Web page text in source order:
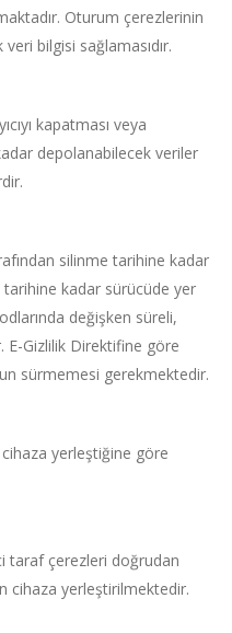
Oturum çerezlerinin
veri bilgisi sağlamasıdır.
kapatması veya
depolanabilecek veriler
silinme tarihine kadar
kadar sürücüde yer
değişken süreli,
E-Gizlilik Direktifine göre
sürmemesi gerekmektedir.
yerleştiğine göre
taraf çerezleri doğrudan
cihaza yerleştirilmektedir.